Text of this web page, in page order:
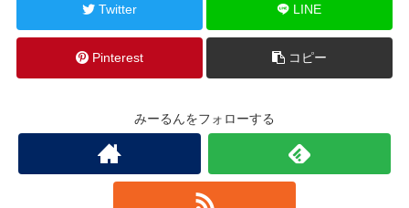
Twitter LINE
Pinterest コピー
みーるんをフォローする